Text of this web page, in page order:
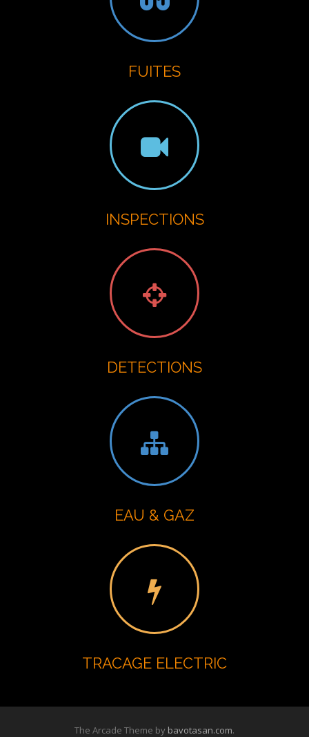
FUITES
INSPECTIONS
DETECTIONS
EAU & GAZ
TRACAGE ELECTRIC
The Arcade Theme by bavotasan.com.